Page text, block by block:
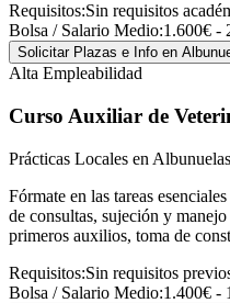
Requisitos:Sin requisitos
Bolsa / Salario Medio:1.600€ -
Solicitar Plazas e Info en
Alta Empleabilidad
Curso Auxiliar de
Prácticas Locales en
Fórmate en las tareas
de consultas, sujeción y
primeros auxilios, toma de
Requisitos:Sin requisitos
Bolsa / Salario Medio:1.400€ -